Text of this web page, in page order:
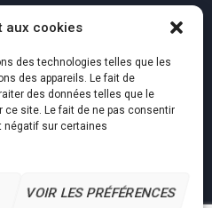
aux cookies
des technologies telles que les
des appareils. Le fait de
des données telles que le
site. Le fait de ne pas consentir
négatif sur certaines
VOIR LES PRÉFÉRENCES